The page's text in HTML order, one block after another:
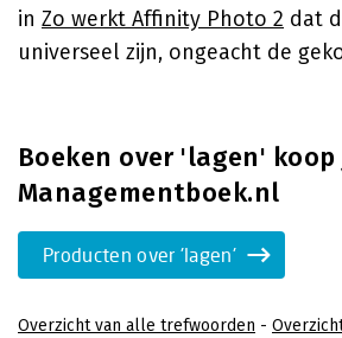
in Zo werkt Affinity Photo 2 dat
universeel zijn, ongeacht de
Boeken over 'lagen' koop
Managementboek.nl
Producten over 'lagen'
Overzicht van alle trefwoorden -